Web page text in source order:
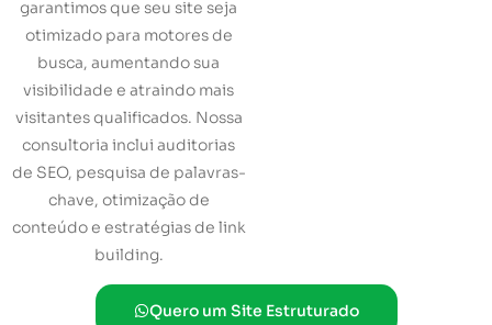
garantimos que seu site seja
otimizado para motores de
busca, aumentando sua
visibilidade e atraindo mais
visitantes qualificados. Nossa
consultoria inclui auditorias
de SEO, pesquisa de palavras-
chave, otimização de
conteúdo e estratégias de link
building.
Quero um Site Estruturado